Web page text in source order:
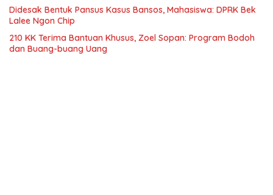
Didesak Bentuk Pansus Kasus Bansos, Mahasiswa: DPRK Bek
Lalee Ngon Chip
210 KK Terima Bantuan Khusus, Zoel Sopan: Program Bodoh
dan Buang-buang Uang